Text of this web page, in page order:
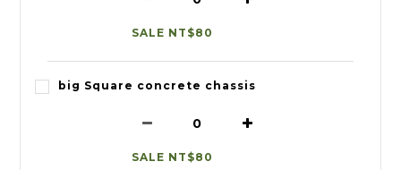
SALE NT$80
big Square concrete chassis
SALE NT$80